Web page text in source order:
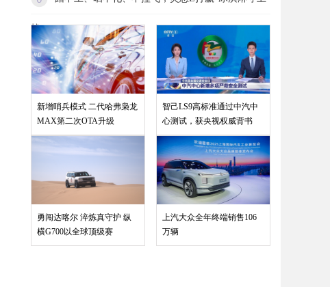
战
新增哨兵模式 二代哈弗枭龙
MAX第二次OTA升级
勇闯达喀尔 淬炼真守护 纵
横G700以全球顶级赛
智己LS9高标准通过中汽中
心测试，获央视权威背书
上汽大众全年终端销售106
万辆